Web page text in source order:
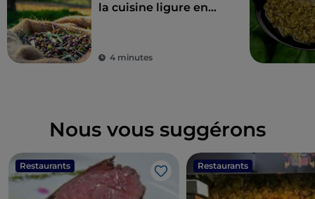
la cuisine ligure en
4 minutes
Nous vous suggérons
Restaurants
J’aime
Restaurants